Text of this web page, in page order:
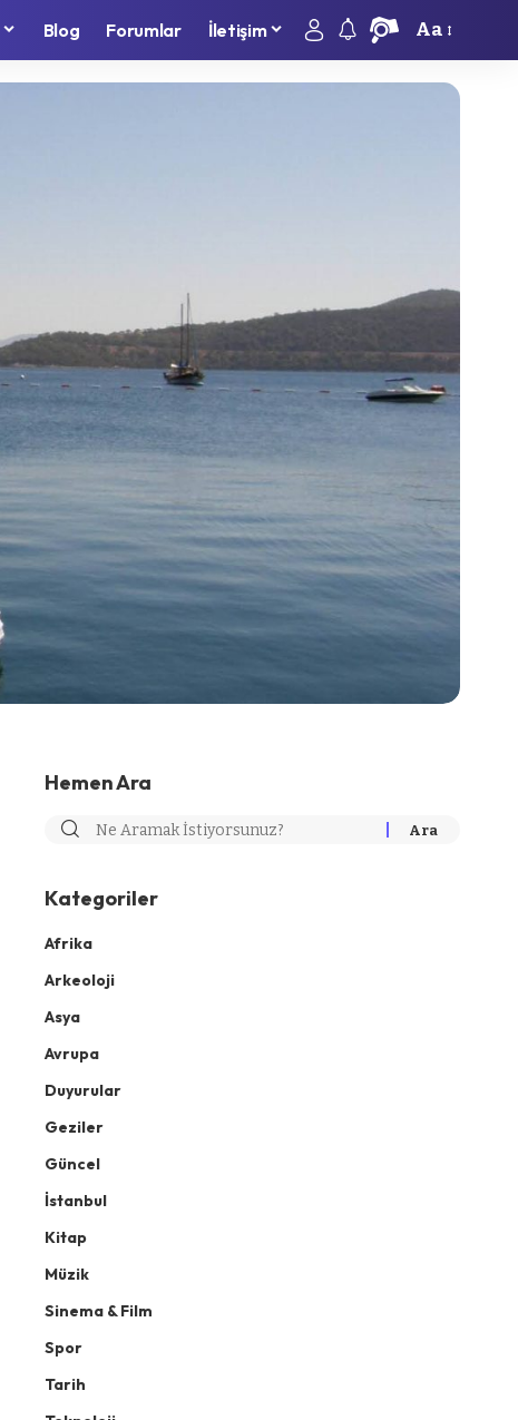
Blog Forumlar İletişim Aa
Hemen Ara
Kategoriler
Afrika
Arkeoloji
Asya
Avrupa
Duyurular
Geziler
Güncel
İstanbul
Kitap
Müzik
Sinema & Film
Spor
Tarih